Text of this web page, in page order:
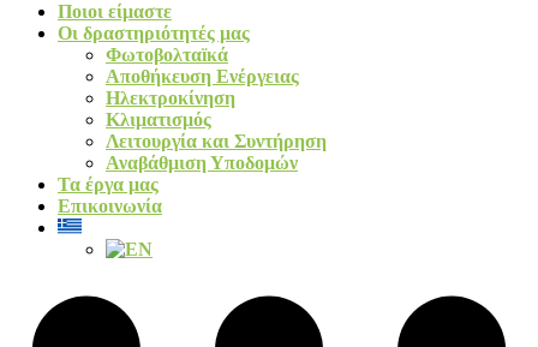
Ποιοι είμαστε
Οι δραστηριότητές μας
Φωτοβολταïκά​
Αποθήκευση Ενέργειας
Ηλεκτροκίνηση
Κλιματισμός
Λειτουργία και Συντήρηση
Αναβάθμιση Υποδομών
Τα έργα μας
Επικοινωνία